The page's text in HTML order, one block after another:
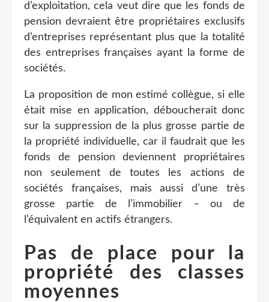
d’exploitation, cela veut dire que les fonds de
pension devraient être propriétaires exclusifs
d’entreprises représentant plus que la totalité
des entreprises françaises ayant la forme de
sociétés.
La proposition de mon estimé collègue, si elle
était mise en application, déboucherait donc
sur la suppression de la plus grosse partie de
la propriété individuelle, car il faudrait que les
fonds de pension deviennent propriétaires
non seulement de toutes les actions de
sociétés françaises, mais aussi d’une très
grosse partie de l’immobilier – ou de
l’équivalent en actifs étrangers.
Pas de place pour la
propriété des classes
moyennes